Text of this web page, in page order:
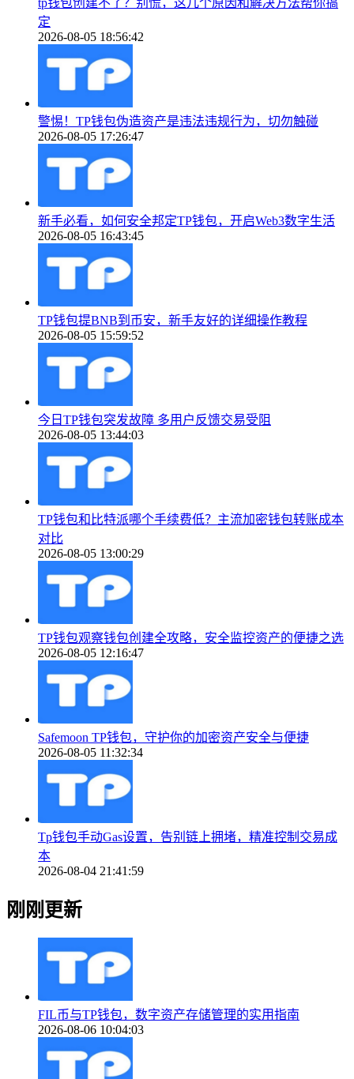
tp钱包创建不了？别慌，这几个原因和解决方法帮你搞
定
2026-08-05 18:56:42
警惕！TP钱包伪造资产是违法违规行为，切勿触碰
2026-08-05 17:26:47
新手必看，如何安全邦定TP钱包，开启Web3数字生活
2026-08-05 16:43:45
TP钱包提BNB到币安，新手友好的详细操作教程
2026-08-05 15:59:52
今日TP钱包突发故障 多用户反馈交易受阻
2026-08-05 13:44:03
TP钱包和比特派哪个手续费低？主流加密钱包转账成本
对比
2026-08-05 13:00:29
TP钱包观察钱包创建全攻略，安全监控资产的便捷之选
2026-08-05 12:16:47
Safemoon TP钱包，守护你的加密资产安全与便捷
2026-08-05 11:32:34
Tp钱包手动Gas设置，告别链上拥堵，精准控制交易成
本
2026-08-04 21:41:59
刚刚更新
FIL币与TP钱包，数字资产存储管理的实用指南
2026-08-06 10:04:03